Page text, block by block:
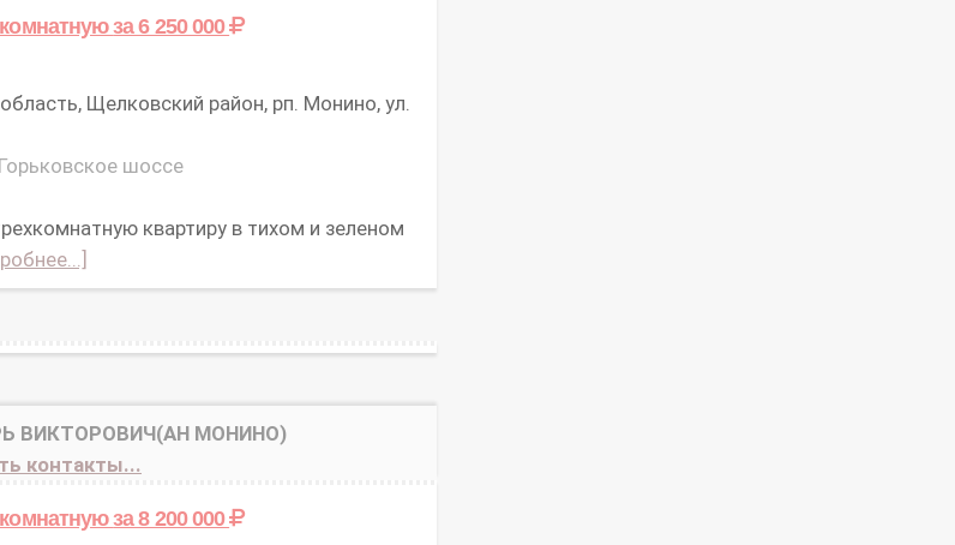
за 6 250 000
Щелковский район, рп. Монино, ул.
шоссе
квартиру в тихом и зеленом
ВИКТОРОВИЧ(АН МОНИНО)
контакты...
за 8 200 000